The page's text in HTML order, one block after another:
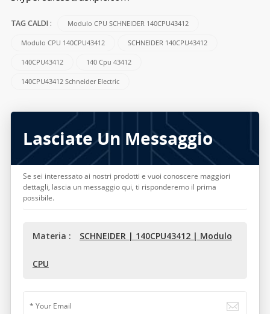
TAG CALDI : Modulo CPU SCHNEIDER 140CPU43412
Modulo CPU 140CPU43412 SCHNEIDER 140CPU43412
140CPU43412 140 Cpu 43412
140CPU43412 Schneider Electric
Lasciate Un Messaggio
Se sei interessato ai nostri prodotti e vuoi conoscere maggiori
dettagli, lascia un messaggio qui, ti risponderemo il prima
possibile.
Materia : SCHNEIDER | 140CPU43412 | Modulo
CPU